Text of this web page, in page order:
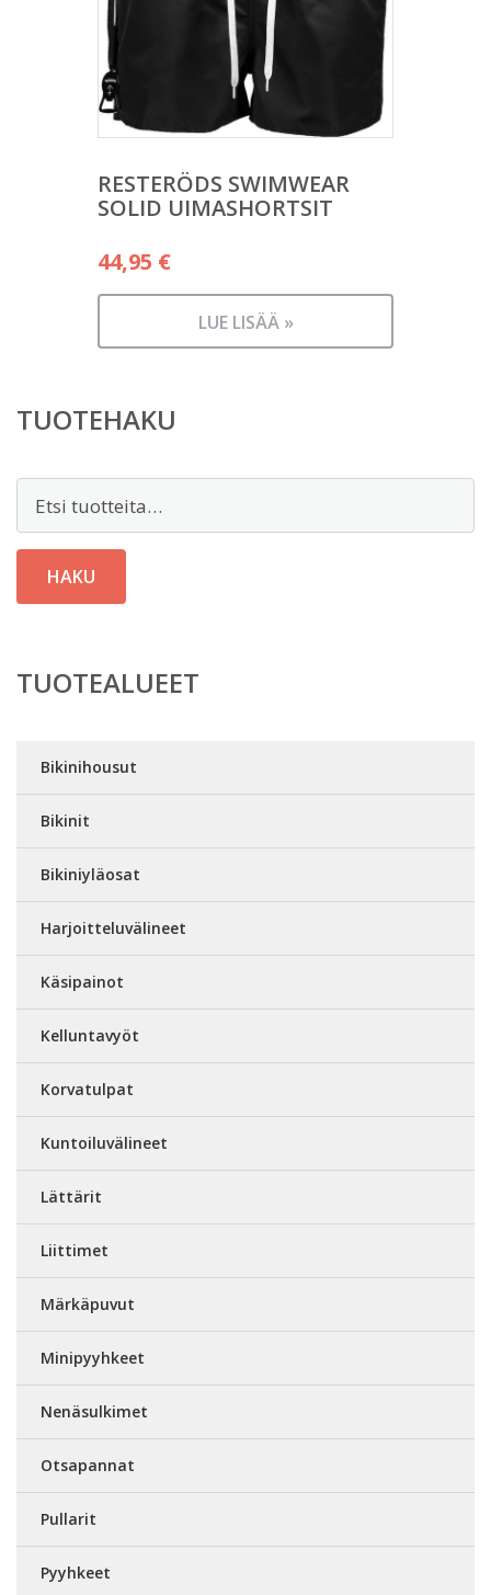
RESTERÖDS SWIMWEAR
SOLID UIMASHORTSIT
44,95 €
LUE LISÄÄ »
TUOTEHAKU
Etsi:
HAKU
TUOTEALUEET
Bikinihousut
Bikinit
Bikiniyläosat
Harjoitteluvälineet
Käsipainot
Kelluntavyöt
Korvatulpat
Kuntoiluvälineet
Lättärit
Liittimet
Märkäpuvut
Minipyyhkeet
Nenäsulkimet
Otsapannat
Pullarit
Pyyhkeet